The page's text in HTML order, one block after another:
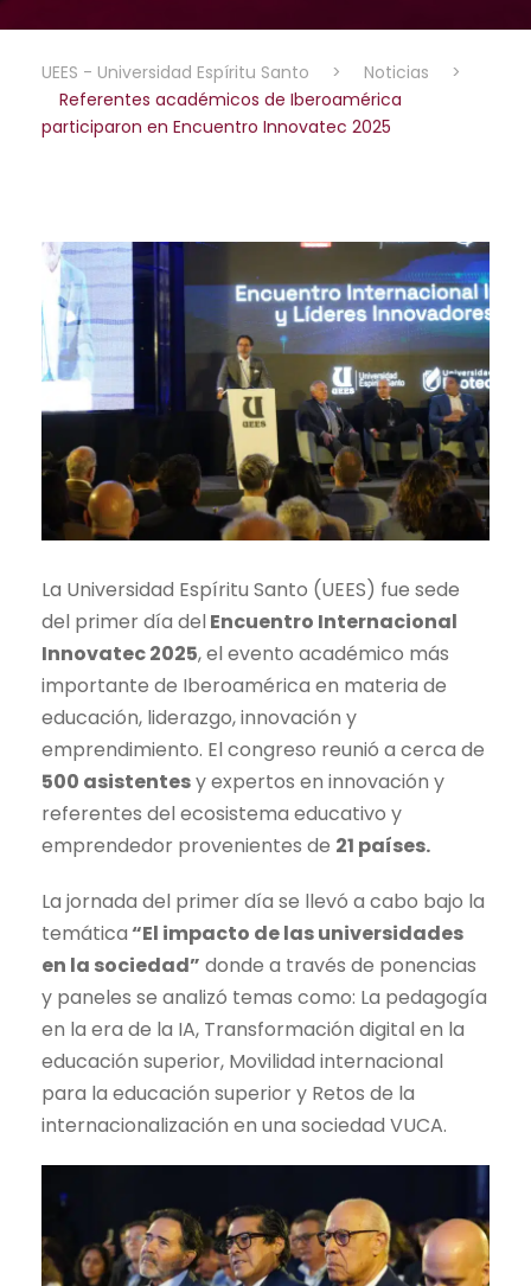
UEES - Universidad Espíritu Santo > Noticias
>
Referentes académicos de Iberoamérica
participaron en Encuentro Innovatec 2025
La Universidad Espíritu Santo (UEES) fue sede
del primer día del Encuentro Internacional
Innovatec 2025, el evento académico más
importante de Iberoamérica en materia de
educación, liderazgo, innovación y
emprendimiento. El congreso reunió a cerca de
500 asistentesyexpertos en innovación y
referentes del ecosistema educativo y
emprendedor provenientes de 21 países.
La jornada del primer día se llevó a cabo bajo la
temática“El impacto de las universidades
en la sociedad” donde a través de ponencias
y paneles se analizó temas como: La pedagogía
en la era de la IA, Transformación digital en la
educación superior, Movilidad internacional
para la educación superior y Retos de la
internacionalización en una sociedad VUCA.